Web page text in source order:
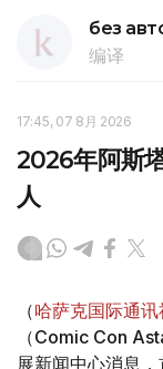
без
编译
17:45, 07 8月 2026
2026年阿斯
人
（哈萨克国际通
（Comic Con
展新闻中心消息